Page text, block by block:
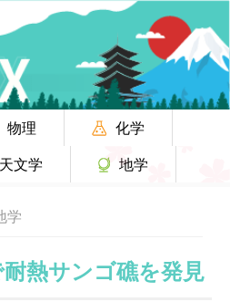
物理
化学
天文学 地学
学
熱サンゴ礁を発見